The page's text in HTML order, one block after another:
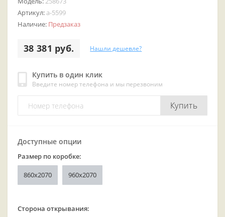
Артикул: a-5599
Наличие: Предзаказ
38 381 руб. Нашли дешевле?
Купить в один клик
Введите номер телефона и мы перезвоним
Купить
Доступные опции
Размер по коробке:
860х2070 960х2070
Сторона открывания: